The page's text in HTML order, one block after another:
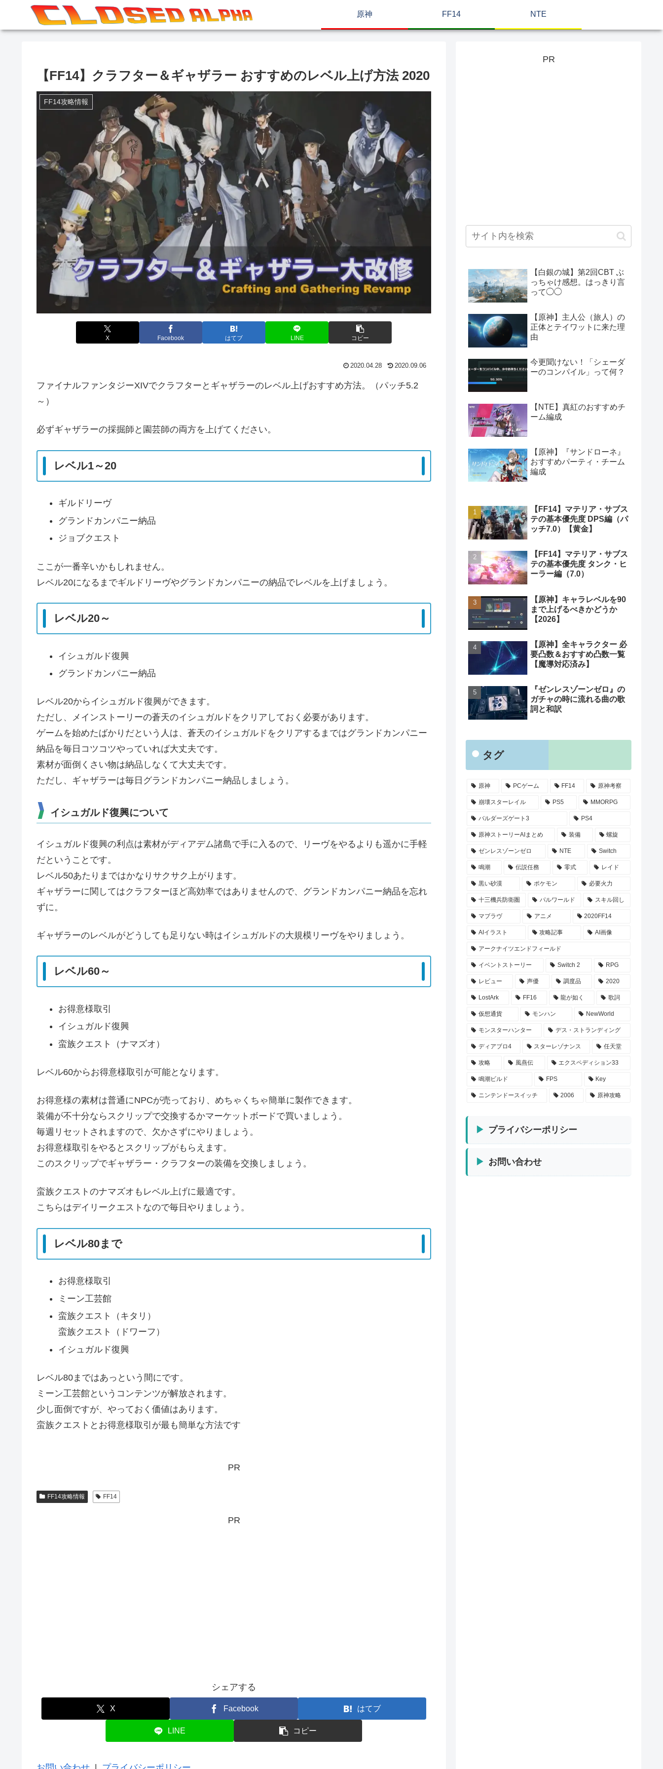
原神 FF14 NTE
【FF14】クラフター＆ギャザラー おすすめのレベル上げ方法 2020
FF14攻略情報
X Facebook はてブ LINE コピー
2020.04.28 2020.09.06
ファイナルファンタジーXIVでクラフターとギャザラーのレベル上げおすすめ方法。（パッチ5.2
～）
必ずギャザラーの採掘師と園芸師の両方を上げてください。
レベル1～20
ギルドリーヴ
グランドカンパニー納品
ジョブクエスト
ここが一番辛いかもしれません。
レベル20になるまでギルドリーヴやグランドカンパニーの納品でレベルを上げましょう。
レベル20～
イシュガルド復興
グランドカンパニー納品
レベル20からイシュガルド復興ができます。
ただし、メインストーリーの蒼天のイシュガルドをクリアしておく必要があります。
ゲームを始めたばかりだという人は、蒼天のイシュガルドをクリアするまではグランドカンパニー
納品を毎日コツコツやっていれば大丈夫です。
素材が面倒くさい物は納品しなくて大丈夫です。
ただし、ギャザラーは毎日グランドカンパニー納品しましょう。
イシュガルド復興について
イシュガルド復興の利点は素材がディアデム諸島で手に入るので、リーヴをやるよりも遥かに手軽
だということです。
レベル50あたりまではかなりサクサク上がります。
ギャザラーに関してはクラフターほど高効率ではありませんので、グランドカンパニー納品を忘れ
ずに。
ギャザラーのレベルがどうしても足りない時はイシュガルドの大規模リーヴをやりましょう。
レベル60～
お得意様取引
イシュガルド復興
蛮族クエスト（ナマズオ）
レベル60からお得意様取引が可能となります。
お得意様の素材は普通にNPCが売っており、めちゃくちゃ簡単に製作できます。
装備が不十分ならスクリップで交換するかマーケットボードで買いましょう。
毎週リセットされますので、欠かさずにやりましょう。
お得意様取引をやるとスクリップがもらえます。
このスクリップでギャザラー・クラフターの装備を交換しましょう。
蛮族クエストのナマズオもレベル上げに最適です。
こちらはデイリークエストなので毎日やりましょう。
レベル80まで
お得意様取引
ミーン工芸館
蛮族クエスト（キタリ）
蛮族クエスト（ドワーフ）
イシュガルド復興
レベル80まではあっという間にです。
ミーン工芸館というコンテンツが解放されます。
少し面倒ですが、やっておく価値はあります。
蛮族クエストとお得意様取引が最も簡単な方法です
PR
FF14攻略情報 FF14
PR
シェアする
X Facebook はてブ
LINE コピー
PR
【白銀の城】第2回CBT ぶ
っちゃけ感想。はっきり言
って◯◯
【原神】主人公（旅人）の
正体とテイワットに来た理
由
今更聞けない！「シェーダ
ーのコンパイル」って何？
【NTE】真紅のおすすめチ
ーム編成
【原神】『サンドローネ』
おすすめパーティ・チーム
編成
【FF14】マテリア・サブス
テの基本優先度 DPS編（パ
ッチ7.0）【黄金】
【FF14】マテリア・サブス
テの基本優先度 タンク・ヒ
ーラー編（7.0）
【原神】キャラレベルを90
まで上げるべきかどうか
【2026】
【原神】全キャラクター 必
要凸数＆おすすめ凸数一覧
【魔導対応済み】
『ゼンレスゾーンゼロ』の
ガチャの時に流れる曲の歌
詞と和訳
タグ
原神 PCゲーム FF14 原神考察
崩壊スターレイル PS5 MMORPG
バルダーズゲート3 PS4
原神ストーリーAIまとめ 装備 螺旋
ゼンレスゾーンゼロ NTE Switch
鳴潮 伝説任務 零式 レイド
黒い砂漠 ポケモン 必要火力
十三機兵防衛圏 パルワールド スキル回し
マブラヴ アニメ 2020FF14
AIイラスト 攻略記事 AI画像
アークナイツエンドフィールド
イベントストーリー Switch 2 RPG
レビュー 声優 調度品 2020
LostArk FF16 龍が如く 歌詞
仮想通貨 モンハン NewWorld
モンスターハンター デス・ストランディング
ディアブロ4 スターレゾナンス 任天堂
攻略 風燕伝 エクスペディション33
鳴潮ビルド FPS Key
ニンテンドースイッチ 2006 原神攻略
プライバシーポリシー
お問い合わせ